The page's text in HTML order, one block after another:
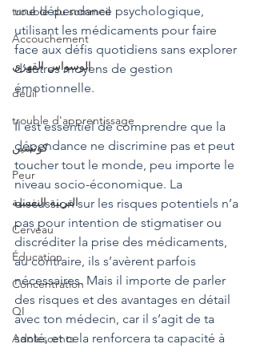
trouble du sommeil
Accouchement
الوسواس القهري
deuil
trouble d'apprentissage
كوتشين
Peur
التربية النفسية
Cerveau
Éducation
Concentration
QI
Adolescents
une dépendance psychologique,
utilisant les médicaments pour faire
face aux défis quotidiens sans explorer
d’autres moyens de gestion
émotionnelle.
Il est essentiel de comprendre que la
dépendance ne discrimine pas et peut
toucher tout le monde, peu importe le
niveau socio-économique. La
discussion sur les risques potentiels n’a
pas pour intention de stigmatiser ou
discréditer la prise des médicaments,
au contraire, ils s’avèrent parfois
nécessaires. Mais il importe de parler
des risques et des avantages en détail
avec ton médecin, car il s’agit de ta
santé, et cela renforcera ta capacité à